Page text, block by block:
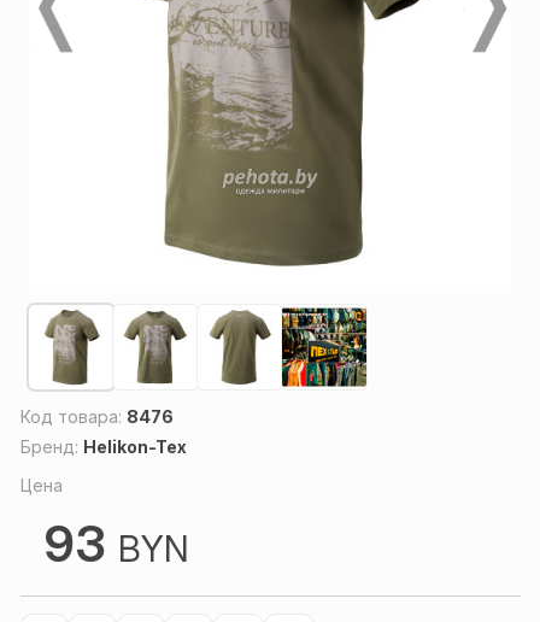
Код товара: 8476
Бренд: Helikon-Tex
Цена
93 BYN